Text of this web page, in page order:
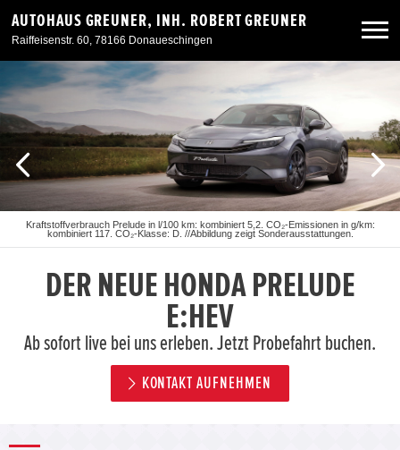
AUTOHAUS GREUNER, INH. ROBERT GREUNER
Raiffeisenstr. 60, 78166 Donaueschingen
Neuwagen
Gebrauchtwagen
Angebote
Service & Zubehör
Kraftstoffverbrauch Prelude in l/100 km: kombiniert 5,2. CO₂-Emissionen in g/km:
kombiniert 117. CO₂-Klasse: D. //Abbildung zeigt Sonderausstattungen.
DER NEUE HONDA PRELUDE
E:HEV
Ab sofort live bei uns erleben. Jetzt Probefahrt buchen.
KONTAKT AUFNEHMEN